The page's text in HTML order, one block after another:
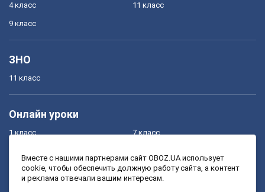
4 класс
9 класс
11 класс
ЗНО
11 класс
Онлайн уроки
1 класс
3 класс
7 класс
9 класс
Вместе с нашими партнерами сайт OBOZ.UA использует
cookie, чтобы обеспечить должную работу сайта, а контент
и реклама отвечали вашим интересам.